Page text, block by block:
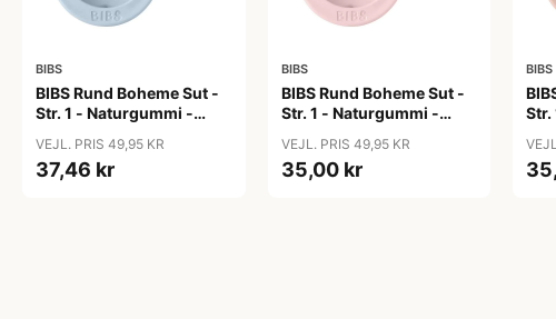
BIBS
BIBS Rund Boheme Sut -
Str. 1 - Naturgummi -
VEJL. PRIS 49,95 KR
37,46 kr
BIBS
BIBS Rund Boheme Sut -
Str. 1 - Naturgummi -
VEJL. PRIS 49,95 KR
35,00 kr
BIBS
Str.